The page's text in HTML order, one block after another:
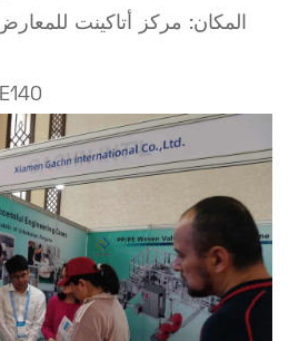
رقم الكشك: القاعة 10 E140